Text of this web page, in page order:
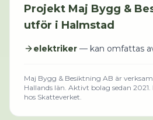
Projekt Maj Bygg &
utför i Halmstad
elektriker — kan omfattas
Maj Bygg & Besiktning AB är
Hallands län. Aktivt bolag sedan 2021.
hos Skatteverket.